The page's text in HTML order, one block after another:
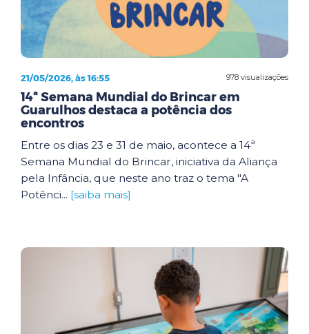
978 visualizações
21/05/2026, às 16:55
14ª Semana Mundial do Brincar em
Guarulhos destaca a potência dos
encontros
Entre os dias 23 e 31 de maio, acontece a 14ª
Semana Mundial do Brincar, iniciativa da Aliança
pela Infância, que neste ano traz o tema "A
Potênci... [saiba mais]